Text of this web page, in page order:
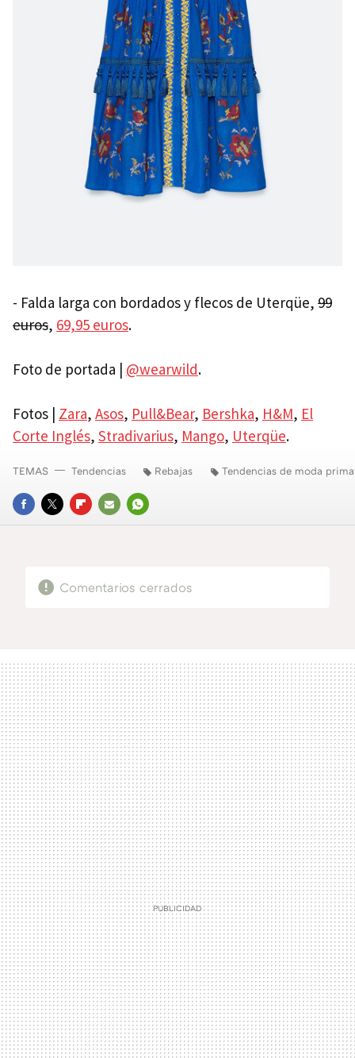
- Falda larga con bordados y flecos de Uterqüe, 99
euros, 69,95 euros.
Foto de portada | @wearwild.
Fotos | Zara, Asos, Pull&Bear, Bershka, H&M, El
Corte Inglés, Stradivarius, Mango, Uterqüe.
FACEBOOK
TWITTERFLIPBOARD
E-
WHATSAPP
TEMAS Tendencias Rebajas Tendencias de moda
Comentarios cerrados